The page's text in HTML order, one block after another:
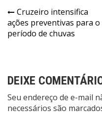
Navegação
de
Cruzeiro intensifica
ações preventivas para o
período de chuvas
DEIXE
Seu endereço de e-mail
necessários são